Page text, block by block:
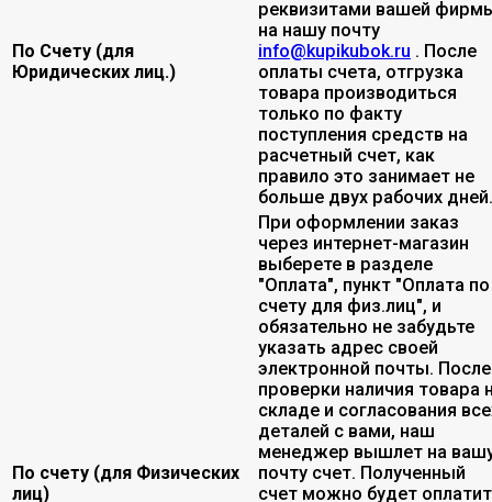
По Счету (для
Юридических лиц.)
реквизитами вашей
на нашу почту
info@kupikubok.ru . После
оплаты счета, отгрузка
товара производиться
только по факту
поступления средств на
расчетный счет, как
правило это занимает не
больше двух рабочих дней.
По счету (для Физических
лиц)
При оформлении заказ
через интернет-магазин
выберете в разделе
"Оплата", пункт "Оплата по
счету для физ.лиц", и
обязательно не забудьте
указать адрес своей
электронной почты. После
проверки наличия товара
складе и согласования
деталей с вами, наш
менеджер вышлет на
почту счет. Полученный
счет можно будет